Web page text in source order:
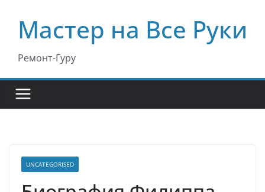
содержимому
Мастер на Все Руки
Ремонт-Гуру
UNCATEGORISED